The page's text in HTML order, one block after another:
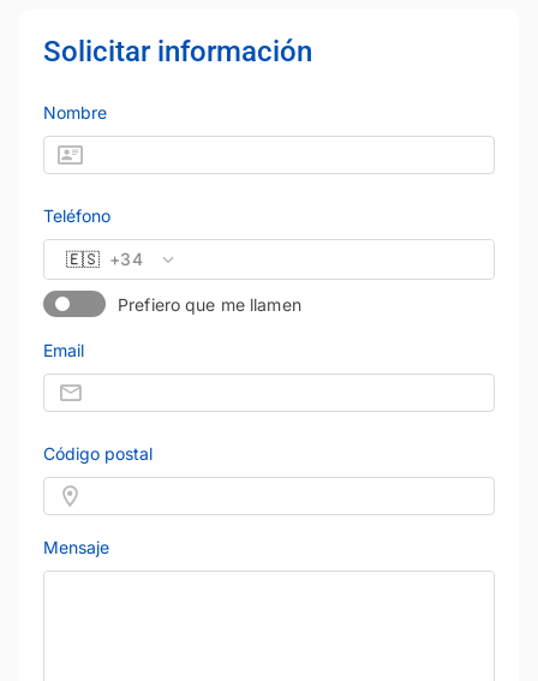
Solicitar información
Nombre
Teléfono
🇪🇸 +34
Prefiero que me llamen
Email
Código postal
Mensaje